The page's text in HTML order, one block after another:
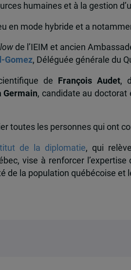
humaines et à la gestion
en mode hybride et a
de l’IEIM et ancien
Gomez, Déléguée générale du
de François Audet,
Germain, candidate au doctorat
toutes les personnes qui ont
de la diplomatie, qui
vise à renforcer
de la population québécoise et